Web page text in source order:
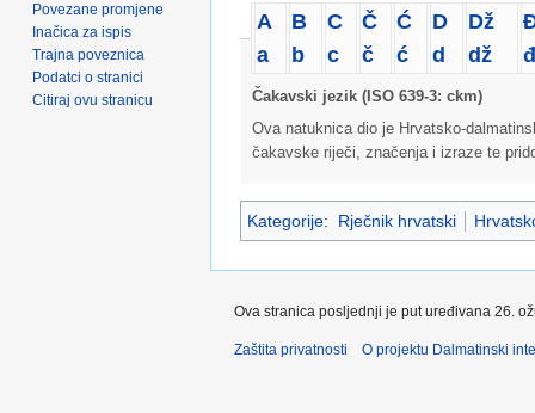
A
a
B
b
C
c
Č
č
Ć
ć
D
d
Dž
dž
đ
Čakavski jezik (ISO 639-3: ckm)
Ova natuknica dio je Hrvatsko-
čakavske riječi, značenja i izraze te
Kategorije: Rječnik hrvatski
Povezane promjene
Inačica za ispis
Trajna poveznica
Podatci o stranici
Citiraj ovu stranicu
Ova stranica posljednji je put uređivana 26.
Zaštita privatnosti O projektu Dalmatinski